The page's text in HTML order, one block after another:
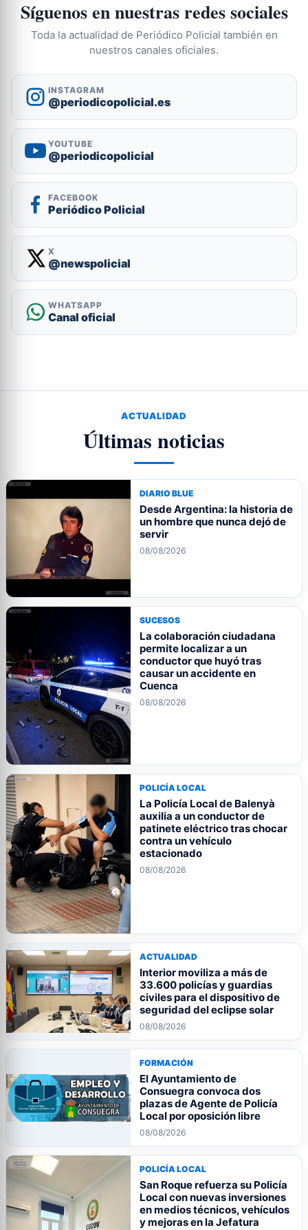
Síguenos en nuestras redes sociales
Toda la actualidad de Periódico Policial también en
nuestros canales oficiales.
INSTAGRAM
@periodicopolicial.es
YOUTUBE
@periodicopolicial
FACEBOOK
Periódico Policial
X
@newspolicial
WHATSAPP
Canal oficial
ACTUALIDAD
Últimas noticias
DIARIO BLUE
Desde Argentina: la historia de
un hombre que nunca dejó de
servir
08/08/2026
SUCESOS
La colaboración ciudadana
permite localizar a un
conductor que huyó tras
causar un accidente en
Cuenca
08/08/2026
POLICÍA LOCAL
La Policía Local de Balenyà
auxilia a un conductor de
patinete eléctrico tras chocar
contra un vehículo
estacionado
08/08/2026
ACTUALIDAD
Interior moviliza a más de
33.600 policías y guardias
civiles para el dispositivo de
seguridad del eclipse solar
08/08/2026
FORMACIÓN
El Ayuntamiento de
Consuegra convoca dos
plazas de Agente de Policía
Local por oposición libre
08/08/2026
POLICÍA LOCAL
San Roque refuerza su Policía
Local con nuevas inversiones
en medios técnicos, vehículos
y mejoras en la Jefatura